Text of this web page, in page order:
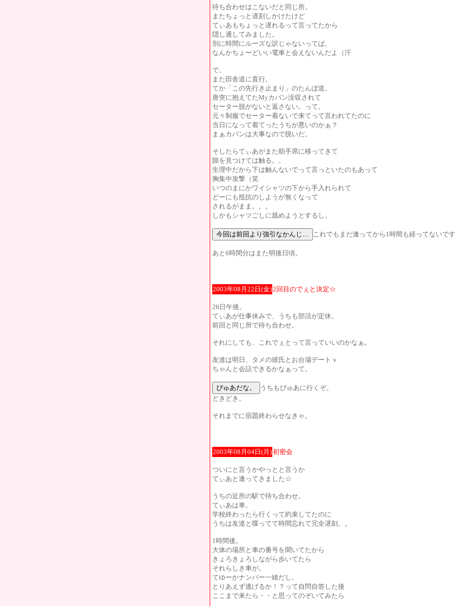
待ち合わせはこないだと同じ所。
またちょっと遅刻しかけたけど
てぃあもちょっと遅れるって言ってたから
隠し通してみました。
別に時間にルーズな訳じゃないってば。
なんかちょーどいい電車と会えないんだよ（汗
で。
また田舎道に直行。
てか「この先行き止まり」のたんぼ道。
唐突に抱えてたMyカバン没収されて
セーター脱がないと返さない。って。
元々制服でセーター着ないで来てって言われてたのに
当日になって着てったうちが悪いのかぁ？
まぁカバンは大事なので脱いだ。
そしたらてぃあがまた助手席に移ってきて
隙を見つけては触る。。
生理中だから下は触んないでって言っといたのもあって
胸集中攻撃（笑
いつのまにかワイシャツの下から手入れられて
どーにも抵抗のしようが無くなって
されるがまま。。。
しかもシャツごしに舐めようとするし。
これでもまだ逢ってから1時間も経ってないで
あと6時間分はまた明後日頃。
2003年08月22日(金)2回目のでぇと決定☆
26日午後。
てぃあが仕事休みで、うちも部活が定休。
前回と同じ所で待ち合わせ。
それにしても、これでぇとって言っていいのかなぁ。
友達は明日、タメの彼氏とお台場デートｖ
ちゃんと会話できるかなぁって。
うちもぴゅあに行くぞ。
どきどき。
それまでに宿題終わらせなきゃ。
2003年08月04日(月)初密会
ついにと言うかやっとと言うか
てぃあと逢ってきました☆
うちの近所の駅で待ち合わせ。
てぃあは車。
学校終わったら行くって約束してたのに
うちは友達と喋ってて時間忘れて完全遅刻。。
1時間後。
大体の場所と車の番号を聞いてたから
きょろきょろしながら歩いてたら
それらしき車が。
てゆーかナンバー一緒だし。
とりあえず逃げるか！？って自問自答した後
ここまで来たら・・と思ってのぞいてみたら